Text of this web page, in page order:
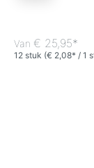
Van € 25,95*
12 stuk (€ 2,08* / 1